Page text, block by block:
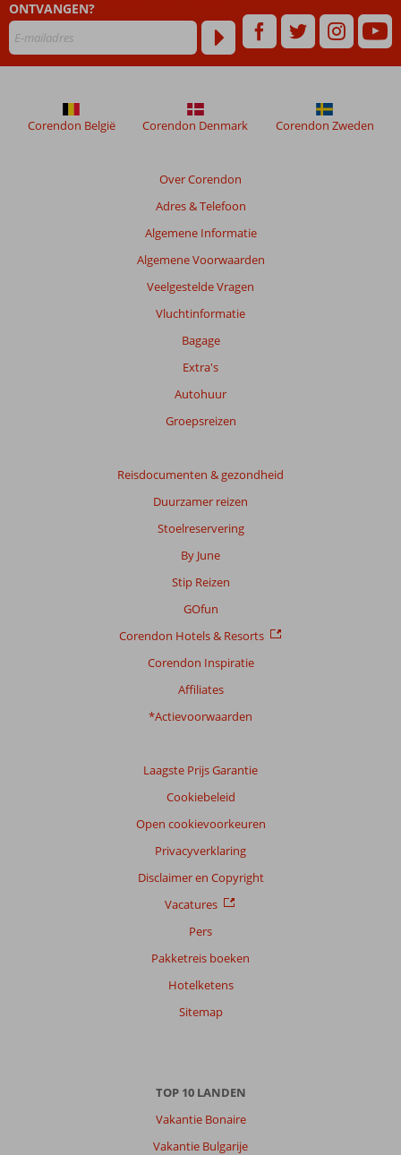
ONTVANGEN?
Over Corendon
Adres & Telefoon
Algemene Informatie
Algemene Voorwaarden
Veelgestelde Vragen
Vluchtinformatie
Bagage
Extra's
Autohuur
Groepsreizen
Reisdocumenten & gezondheid
Duurzamer reizen
Stoelreservering
By June
Stip Reizen
GOfun
Corendon Hotels & Resorts
Corendon Inspiratie
Affiliates
*Actievoorwaarden
Laagste Prijs Garantie
Cookiebeleid
Open cookievoorkeuren
Privacyverklaring
Disclaimer en Copyright
Vacatures
Pers
Pakketreis boeken
Hotelketens
Sitemap
Corendon België Corendon Denmark Corendon Zweden
TOP 10 LANDEN
Vakantie Bonaire
Vakantie Bulgarije